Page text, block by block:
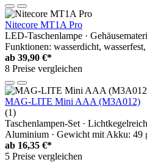
Nitecore MT1A Pro
LED-Taschenlampe ·
Funktionen: wasserdicht,
ab 39,90 €*
8 Preise vergleichen
MAG-LITE Mini AAA (M3A012)
(1)
Taschenlampen-Set ·
Aluminium · Gewicht mit Akku: 49
ab 16,35 €*
5 Preise vergleichen